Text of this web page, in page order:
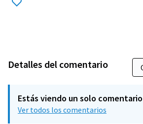
Detalles del comentario
Estás viendo un solo comentario
Ver todos los comentarios